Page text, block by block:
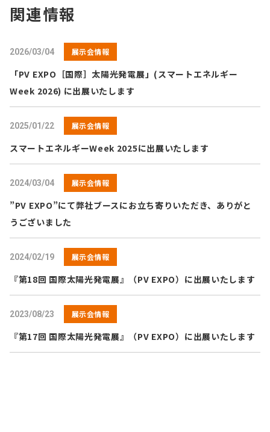
関連情報
2026/03/04 展示会情報
「PV EXPO［国際］太陽光発電展」(スマートエネルギー
Week 2026) に出展いたします
2025/01/22 展示会情報
スマートエネルギーWeek 2025に出展いたします
2024/03/04 展示会情報
”PV EXPO”にて弊社ブースにお立ち寄りいただき、ありがと
うございました
2024/02/19 展示会情報
『第18回 国際太陽光発電展』（PV EXPO）に出展いたします
2023/08/23 展示会情報
『第17回 国際太陽光発電展』（PV EXPO）に出展いたします